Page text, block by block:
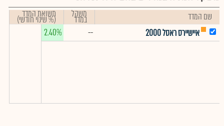
שם המדד משקל
במדד תשואת המדד
(% שינוי חודשי)
איישיירס ראסל 2000
--
2.40%